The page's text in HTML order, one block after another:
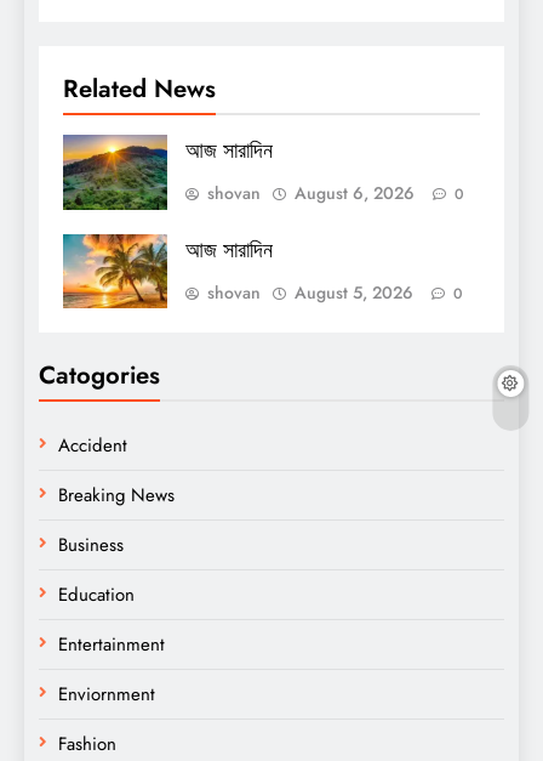
Related News
আজ সারাদিন
shovan August 6, 2026 0
আজ সারাদিন
shovan August 5, 2026 0
Catogories
Accident
Breaking News
Business
Education
Entertainment
Enviornment
Fashion